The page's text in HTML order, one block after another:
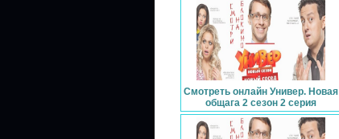
Смотреть онлайн Универ. Новая
общага 2 сезон 2 серия